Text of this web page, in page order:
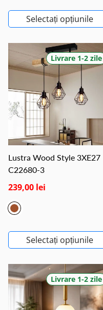
Selectați opțiunile
Livrare 1-2 zile
Lustra Wood Style 3XE27
C22680-3
239,00 lei
Selectați opțiunile
Livrare 1-2 zile